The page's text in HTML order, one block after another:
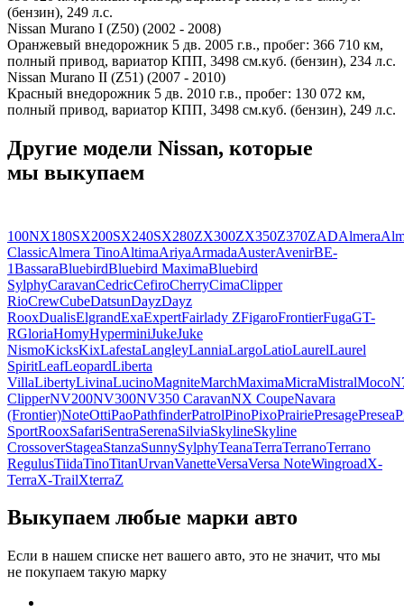
(бензин), 249 л.с.
Nissan Murano I (Z50) (2002 - 2008)
Оранжевый внедорожник 5 дв. 2005 г.в., пробег: 366 710 км,
полный привод, вариатор КПП, 3498 см.куб. (бензин), 234 л.с.
Nissan Murano II (Z51) (2007 - 2010)
Красный внедорожник 5 дв. 2010 г.в., пробег: 130 072 км,
полный привод, вариатор КПП, 3498 см.куб. (бензин), 249 л.с.
Другие модели Nissan, которые
мы выкупаем
100NX180SX200SX240SX280ZX300ZX350Z370ZADAlmera
ClassicAlmera TinoAltimaAriyaArmadaAusterAvenirBE-
1BassaraBluebirdBluebird MaximaBluebird
SylphyCaravanCedricCefiroCherryCimaClipper
RioCrewCubeDatsunDayzDayz
RooxDualisElgrandExaExpertFairlady ZFigaroFrontierFugaGT-
RGloriaHomyHyperminiJukeJuke
NismoKicksKixLafestaLangleyLanniaLargoLatioLaurelLaurel
SpiritLeafLeopardLiberta
VillaLibertyLivinaLucinoMagniteMarchMaximaMicraMistralMoco
ClipperNV200NV300NV350 CaravanNX CoupeNavara
(Frontier)NoteOttiPaoPathfinderPatrolPinoPixoPrairiePresagePresea
SportRooxSafariSentraSerenaSilviaSkylineSkyline
CrossoverStageaStanzaSunnySylphyTeanaTerraTerranoTerrano
RegulusTiidaTinoTitanUrvanVanetteVersaVersa NoteWingroadX-
TerraX-TrailXterraZ
Выкупаем любые марки авто
Если в нашем списке нет вашего авто, это не значит, что мы
не покупаем такую марку